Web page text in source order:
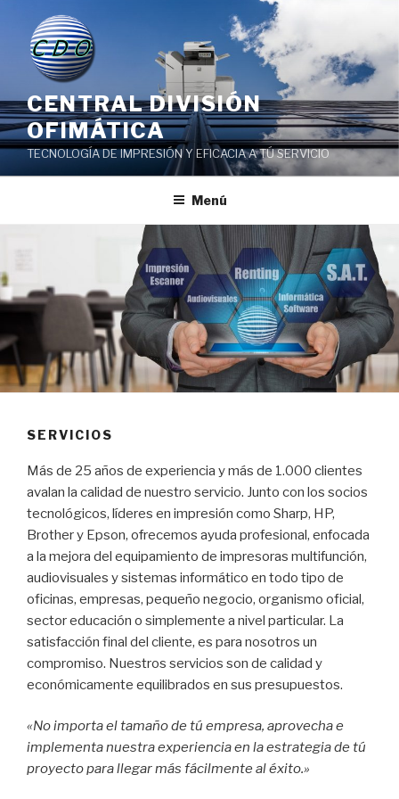
contenido
CENTRAL DIVISIÓN
OFIMÁTICA
TECNOLOGÍA DE IMPRESIÓN Y EFICACIA A TÚ SERVICIO
Menú
SERVICIOS
Más de 25 años de experiencia y más de 1.000 clientes
avalan la calidad de nuestro servicio. Junto con los socios
tecnológicos, líderes en impresión como Sharp, HP,
Brother y Epson, ofrecemos ayuda profesional, enfocada
a la mejora del equipamiento de impresoras multifunción,
audiovisuales y sistemas informático en todo tipo de
oficinas, empresas, pequeño negocio, organismo oficial,
sector educación o simplemente a nivel particular. La
satisfacción final del cliente, es para nosotros un
compromiso. Nuestros servicios son de calidad y
económicamente equilibrados en sus presupuestos.
«No importa el tamaño de tú empresa, aprovecha e
implementa nuestra experiencia en la estrategia de tú
proyecto para llegar más fácilmente al éxito.»